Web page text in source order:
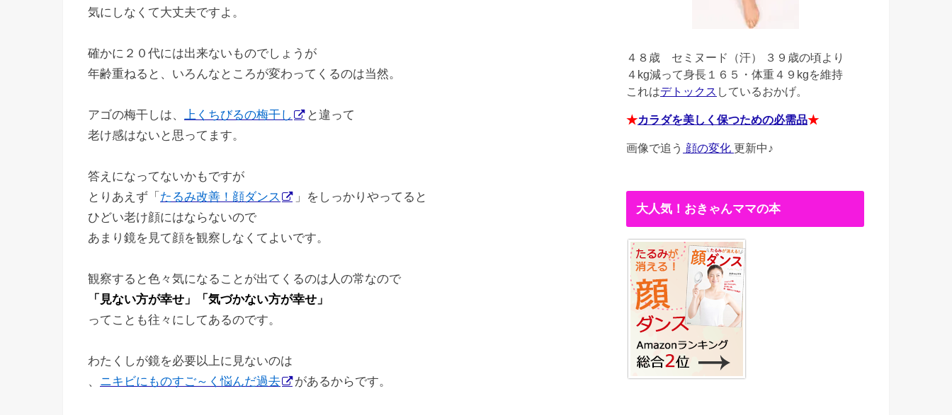
気にしなくて大丈夫ですよ。
確かに２０代には出来ないものでしょうが
年齢重ねると、いろんなところが変わってくるのは当然。
アゴの梅干しは、 上くちびるの梅干し
と違って
老け感はないと思ってます。
答えになってないかもですが
とりあえず「 たるみ改善！顔ダンス
」をしっかりやってると
ひどい老け顔にはならないので
あまり鏡を見て顔を観察しなくてよいです。
観察すると色々気になることが出てくるのは人の常なので
「見ない方が幸せ」「気づかない方が幸せ」
ってことも往々にしてあるのです。
わたくしが鏡を必要以上に見ないのは
、 ニキビにものすご～く悩んだ過去 があるからです。
４８歳 セミヌード（汗） ３９歳の頃より
４kg減って身長１６５・体重４９kgを維持
これはデトックス しているおかげ。
★カラダを美しく保つための必需品★
画像で追う 顔の変化 更新中♪
大人気！おきゃんママの本